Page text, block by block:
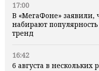
17:00
В «МегаФоне»
набирают
тренд
16:42
6 августа в